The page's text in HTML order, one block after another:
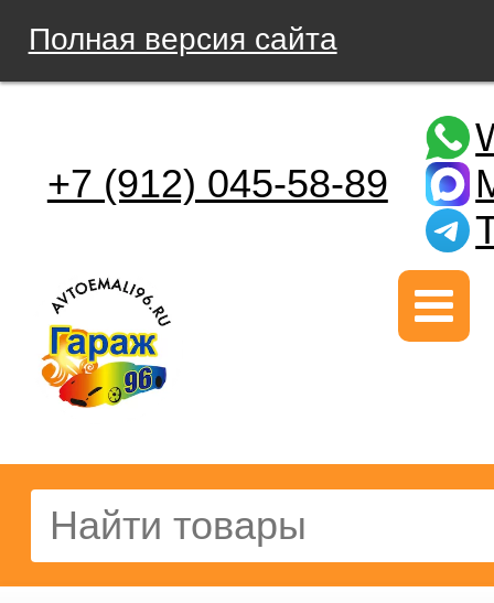
Полная версия сайта
+7 (912) 045-58-89